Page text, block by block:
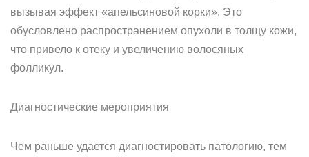
вызывая эффект «апельсиновой корки». Это
обусловлено распространением опухоли в толщу кожи,
что привело к отеку и увеличению волосяных
фолликул.
Диагностические мероприятия
Чем раньше удается диагностировать патологию, тем